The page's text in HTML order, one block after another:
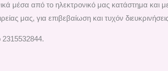
μέσα από το ηλεκτρονικό μας κατάστημα και
μας, για επιβεβαίωση και τυχόν
2315532844.